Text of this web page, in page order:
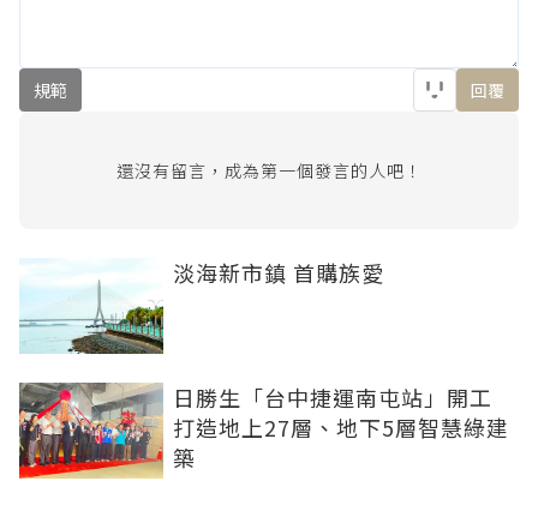
規範 回覆
還沒有留言，成為第一個發言的人吧！
淡海新市鎮 首購族愛
日勝生「台中捷運南屯站」開工
打造地上27層、地下5層智慧綠建
築